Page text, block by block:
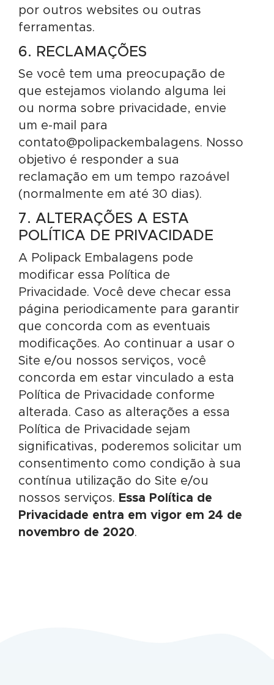
por outros websites ou outras
ferramentas.
6. RECLAMAÇÕES
Se você tem uma preocupação de
que estejamos violando alguma lei
ou norma sobre privacidade, envie
um e-mail para
contato@polipackembalagens. Nosso
objetivo é responder a sua
reclamação em um tempo razoável
(normalmente em até 30 dias).
7. ALTERAÇÕES A ESTA
POLÍTICA DE PRIVACIDADE
A Polipack Embalagens pode
modificar essa Política de
Privacidade. Você deve checar essa
página periodicamente para garantir
que concorda com as eventuais
modificações. Ao continuar a usar o
Site e/ou nossos serviços, você
concorda em estar vinculado a esta
Política de Privacidade conforme
alterada. Caso as alterações a essa
Política de Privacidade sejam
significativas, poderemos solicitar um
consentimento como condição à sua
contínua utilização do Site e/ou
nossos serviços. Essa Política de
Privacidade entra em vigor em 24 de
novembro de 2020.